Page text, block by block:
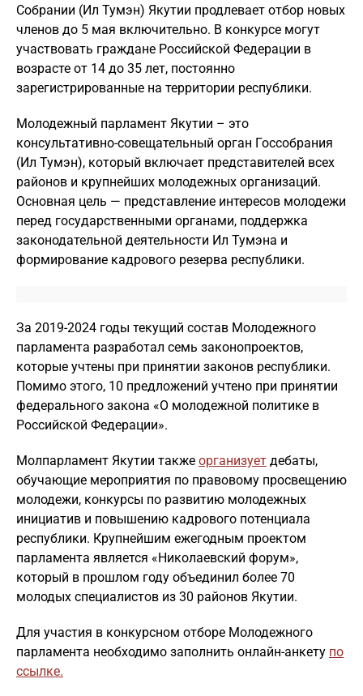
Собрании (Ил Тумэн) Якутии продлевает отбор новых
членов до 5 мая включительно. В конкурсе могут
участвовать граждане Российской Федерации в
возрасте от 14 до 35 лет, постоянно
зарегистрированные на территории республики.
Молодежный парламент Якутии – это
консультативно-совещательный орган Госсобрания
(Ил Тумэн), который включает представителей всех
районов и крупнейших молодежных организаций.
Основная цель — представление интересов молодежи
перед государственными органами, поддержка
законодательной деятельности Ил Тумэна и
формирование кадрового резерва республики.
За 2019-2024 годы текущий состав Молодежного
парламента разработал семь законопроектов,
которые учтены при принятии законов республики.
Помимо этого, 10 предложений учтено при принятии
федерального закона «О молодежной политике в
Российской Федерации».
Молпарламент Якутии также организует дебаты,
обучающие мероприятия по правовому просвещению
молодежи, конкурсы по развитию молодежных
инициатив и повышению кадрового потенциала
республики. Крупнейшим ежегодным проектом
парламента является «Николаевский форум»,
который в прошлом году объединил более 70
молодых специалистов из 30 районов Якутии.
Для участия в конкурсном отборе Молодежного
парламента необходимо заполнить онлайн-анкету по
ссылке.